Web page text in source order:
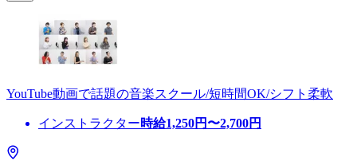
YouTube動画で話題の音楽スクール/短時間OK/シフト柔軟
インストラクター時給1,250円〜2,700円